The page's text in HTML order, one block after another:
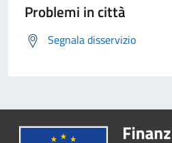
Problemi in città
Segnala disservizio